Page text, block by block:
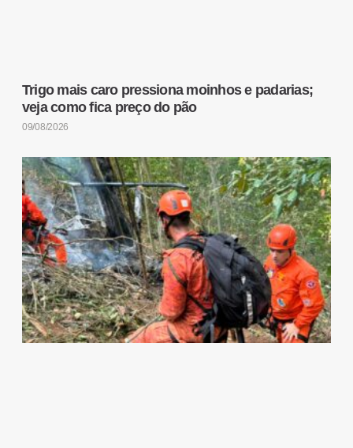
Trigo mais caro pressiona moinhos e padarias;
veja como fica preço do pão
09/08/2026